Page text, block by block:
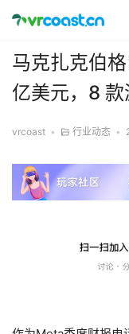
马克扎克伯
亿美元，8
vrcoast • 行业动态 •